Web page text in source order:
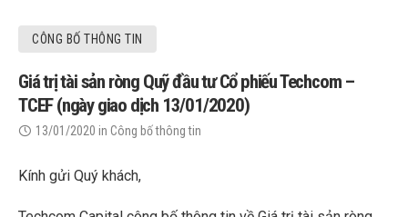
CÔNG BỐ THÔNG TIN
Giá trị tài sản ròng Quỹ đầu tư Cổ phiếu Techcom –
TCEF (ngày giao dịch 13/01/2020)
13/01/2020 in Công bố thông tin
Kính gửi Quý khách,